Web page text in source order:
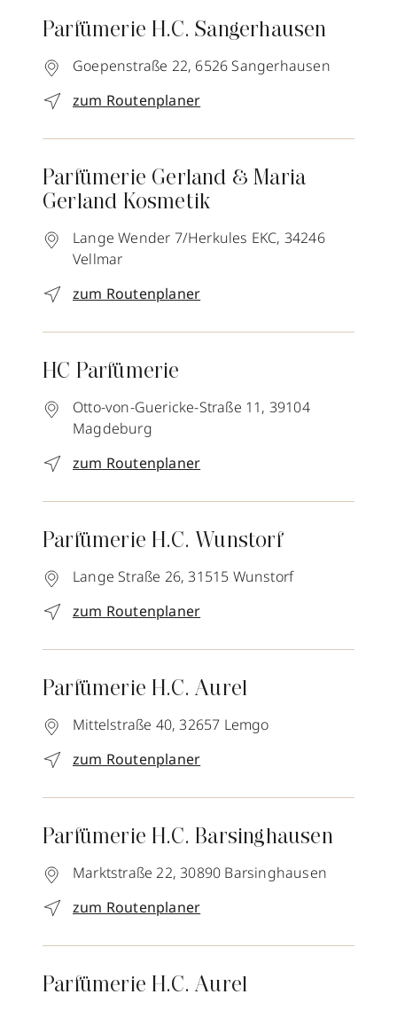
Parfümerie H.C. Sangerhausen
Goepenstraße 22, 6526 Sangerhausen
zum Routenplaner
Parfümerie Gerland & Maria
Gerland Kosmetik
Lange Wender 7/Herkules EKC, 34246
Vellmar
zum Routenplaner
HC Parfümerie
Otto-von-Guericke-Straße 11, 39104
Magdeburg
zum Routenplaner
Parfümerie H.C. Wunstorf
Lange Straße 26, 31515 Wunstorf
zum Routenplaner
Parfümerie H.C. Aurel
Mittelstraße 40, 32657 Lemgo
zum Routenplaner
Parfümerie H.C. Barsinghausen
Marktstraße 22, 30890 Barsinghausen
zum Routenplaner
Parfümerie H.C. Aurel